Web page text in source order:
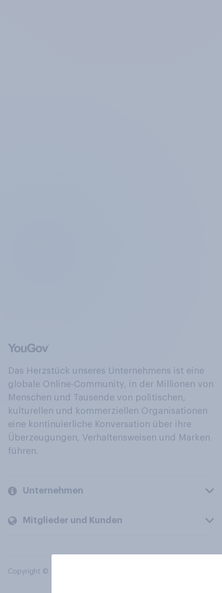
Das Herzstück unseres Unternehmens ist eine
globale Online-Community, in der Millionen von
Menschen und Tausende von politischen,
kulturellen und kommerziellen Organisationen
eine kontinuierliche Konversation über ihre
Überzeugungen, Verhaltensweisen und Marken
führen.
Unternehmen
Mitglieder und Kunden
Copyright © 2026 YouGov PLC. Alle Rechte vorbehalten.